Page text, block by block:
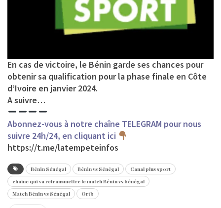
En cas de victoire, le Bénin garde ses chances pour
obtenir sa qualification pour la phase finale en Côte
d’Ivoire en janvier 2024.
A suivre…
Abonnez-vous à notre chaîne TELEGRAM pour nous
suivre 24h/24, en cliquant ici
https://t.me/latempeteinfos
Bénin Sénégal Bénin vs Sénégal
Canal plus sport
chaîne qui va retransmettre le match Bénin vs Sénégal
Match Bénin vs Sénégal
Ortb